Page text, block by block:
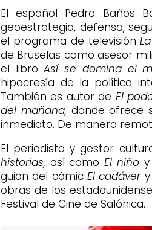
El español Pedro Baños
geoestrategia, defensa,
el programa de televisión
de Bruselas como asesor
el libroAsí se domina el
hipocresía de la política
También es autor de El
del mañana, donde ofrece
inmediato. De manera
El periodista y gestor
historias, así comoEl niño
guion del cómic El cadávery
obras de los
Festival de Cine de Salónica.